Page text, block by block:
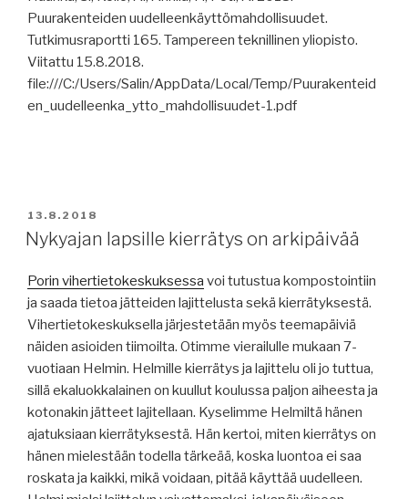
Puurakenteiden uudelleenkäyttömahdollisuudet.
Tutkimusraportti 165. Tampereen teknillinen yliopisto.
Viitattu 15.8.2018.
file:///C:/Users/Salin/AppData/Local/Temp/Puurakenteid
en_uudelleenka_ytto_mahdollisuudet-1.pdf
JULKAISTU
13.8.2018
Nykyajan lapsille kierrätys on arkipäivää
Porin vihertietokeskuksessa voi tutustua kompostointiin
ja saada tietoa jätteiden lajittelusta sekä kierrätyksestä.
Vihertietokeskuksella järjestetään myös teemapäiviä
näiden asioiden tiimoilta. Otimme vierailulle mukaan 7-
vuotiaan Helmin. Helmille kierrätys ja lajittelu oli jo tuttua,
sillä ekaluokkalainen on kuullut koulussa paljon aiheesta ja
kotonakin jätteet lajitellaan. Kyselimme Helmiltä hänen
ajatuksiaan kierrätyksestä. Hän kertoi, miten kierrätys on
hänen mielestään todella tärkeää, koska luontoa ei saa
roskata ja kaikki, mikä voidaan, pitää käyttää uudelleen.